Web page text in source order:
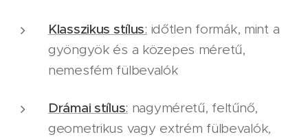
Klasszikus stílus: időtlen formák, mint a
gyöngyök és a közepes méretű,
nemesfém fülbevalók
Drámai stílus: nagyméretű, feltűnő,
geometrikus vagy extrém fülbevalók,